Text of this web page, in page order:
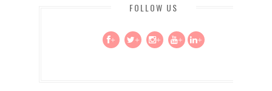
FOLLOW US
+ + + + +